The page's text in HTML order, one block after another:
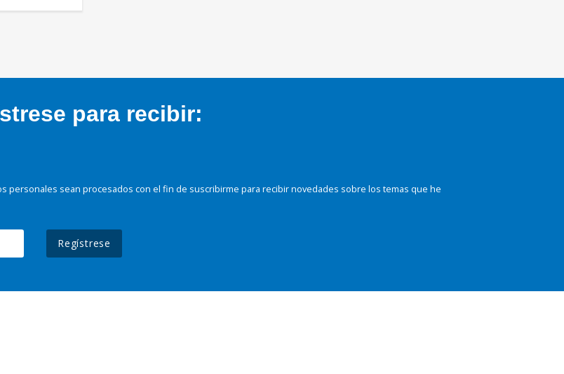
para recibir:
personales sean procesados con el fin de suscribirme para recibir novedades sobre los temas que he
Regístrese